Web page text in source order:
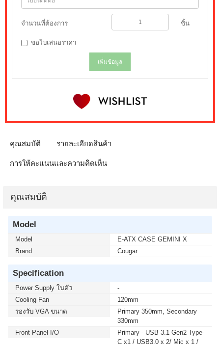
จำนวนที่ต้องการ ชิ้น
ขอใบเสนอราคา
เพิ่มข้อมูล
คุณสมบัติ รายละเอียดสินค้า
การให้คะแนนและความคิดเห็น
คุณสมบัติ
Model
Model
E-ATX CASE GEMINI X
Brand
Cougar
Specification
Power Supply ในตัว
-
Cooling Fan
120mm
รองรับ VGA ขนาด
Primary 350mm, Secondary
330mm
Front Panel I/O
Primary - USB 3.1 Gen2 Type-
C x1 / USB3.0 x 2/ Mic x 1 /